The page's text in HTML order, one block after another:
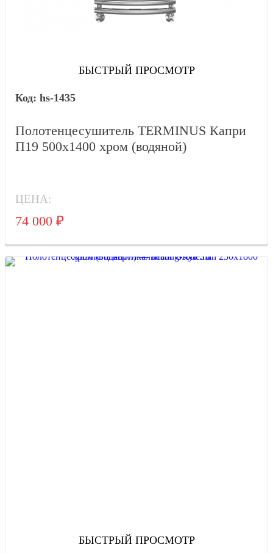
БЫСТРЫЙ ПРОСМОТР
hs-1435
Полотенцесушитель TERMINUS Капри
П19 500х1400 хром (водяной)
ЦЕНА:
74 000 ₽
БЫСТРЫЙ ПРОСМОТР